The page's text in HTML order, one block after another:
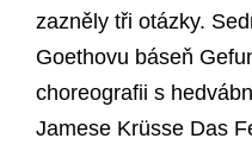
zazněly tři otázky.
Goethovu báseň
choreografii s
Jamese Krüsse Das